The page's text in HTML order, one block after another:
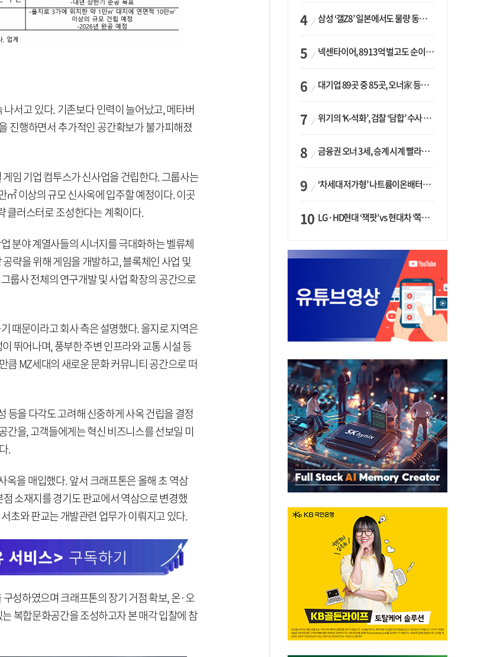
서고 있다. 기존보다 인력이 늘어났고, 메타버
진행하면서 추가적인 공간확보가 불가피해졌
임 기업 컴투스가 신사업을 건립한다. 그룹사는
㎡ 이상의 규모 신사옥에 입주할 예정이다. 이곳
클러스터로 조성한다는 계획이다.
분야 계열사들의 시너지를 극대화하는 벨류체
략을 위해 게임을 개발하고, 블록체인 사업 및
룹사 전체의 연구개발 및 사업 확장의 공간으로
때문이라고 회사 측은 설명했다. 을지로 지역은
뛰어나며, 풍부한 주변 인프라와 교통 시설 등
큼 MZ세대의 새로운 문화 커뮤니티 공간으로 떠
등을 다각도 고려해 신중하게 사옥 건립을 결정
간을, 고객들에게는 혁신 비즈니스를 선보일 미
.
을 매입했다. 앞서 크래프톤은 올해 초 역삼
소재지를 경기도 판교에서 역삼으로 변경했
초와 판교는 개발관련 업무가 이뤄지고 있다.
성하였으며 크래프톤의 장기 거점 확보, 온·오
복합문화공간을 조성하고자 본 매각 입찰에 참
삼성 ‘갤Z8’ 일본에서도 물량 동났다…애플 참전 앞두고 선두 수성 ‘시험대’
넥센타이어, 8913억 벌고도 순이익 2억…유럽 세부담에 이익 증발
대기업 89곳 중 85곳, 오너家 등기임원 겸직…BS 46곳·SM 45곳 ‘족벌경영’ 고착화
위기의 ‘K-석화’, 검찰 ‘담합’ 수사 착수…“LG·한화·롯데 등 7개 업체, 8개 제품 가격 담합”
금융권 오너 3세, 승계 시계 빨라지나…한국투자 ‘속도’·미래에셋·메리츠는 ‘거리두기’
‘차세대 저가형’ 나트륨이온배터리 시대 오나…LG화학·에코프로, 상용화 속도낸다
LG·HD현대 ‘잭팟’ vs 현대차 ‘쪽박’…글로벌 사모펀드, 韓 대기업 투자 ‘희비’